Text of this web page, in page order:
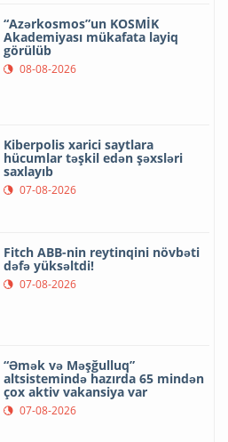
“Azərkosmos”un KOSMİK
Akademiyası mükafata layiq
görülüb
08-08-2026
Kiberpolis xarici saytlara
hücumlar təşkil edən şəxsləri
saxlayıb
07-08-2026
Fitch ABB-nin reytinqini növbəti
dəfə yüksəltdi!
07-08-2026
“Əmək və Məşğulluq”
altsistemində hazırda 65 mindən
çox aktiv vakansiya var
07-08-2026